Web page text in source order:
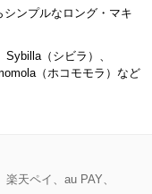
グ
ンプルなロング・マキ
（シビラ）、
（ホコモモラ）など
天ペイ、au PAY、